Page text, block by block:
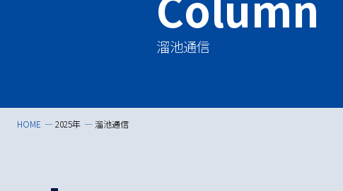
溜池通信
HOME 2025年 溜池通信